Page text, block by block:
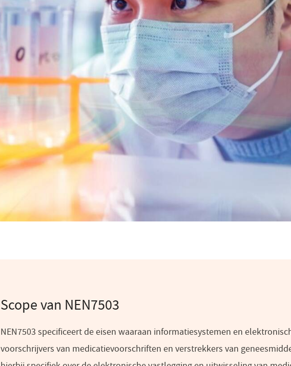
Scope van NEN7503
NEN7503 specificeert de eisen waaraan informatiesystemen en
voorschrijvers van medicatievoorschriften en verstrekkers van